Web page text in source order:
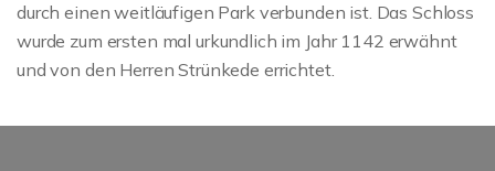
durch einen weitläufigen Park verbunden ist. Das Schloss
wurde zum ersten mal urkundlich im Jahr 1142 erwähnt
und von den Herren Strünkede errichtet.